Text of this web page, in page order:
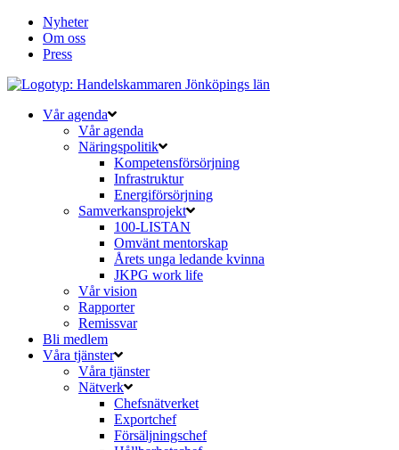
Nyheter
Om oss
Press
Vår agenda
Vår agenda
Näringspolitik
Kompetensförsörjning
Infrastruktur
Energiförsörjning
Samverkansprojekt
100-LISTAN
Omvänt mentorskap
Årets unga ledande kvinna
JKPG work life
Vår vision
Rapporter
Remissvar
Bli medlem
Våra tjänster
Våra tjänster
Nätverk
Chefsnätverket
Exportchef
Försäljningschef